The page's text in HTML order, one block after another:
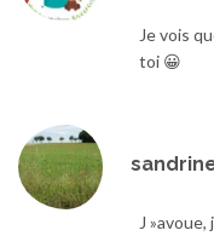
Je vois
toi 😀
J